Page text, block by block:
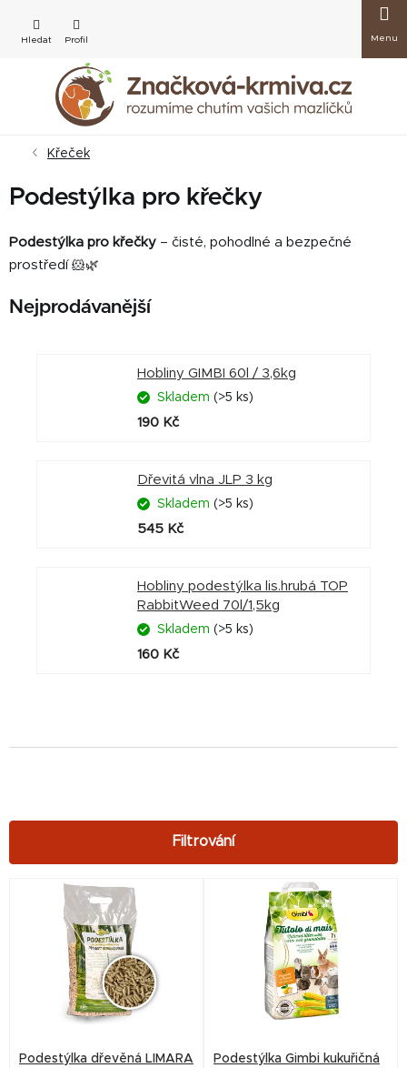
obsah
košík
Křeček
Podestýlka pro křečky
Podestýlka pro křečky – čisté, pohodlné a bezpečné
prostředí 🐹🌿
Nejprodávanější
Hobliny GIMBI 60l / 3,6kg
Skladem (>5 ks)
190 Kč
Dřevitá vlna JLP 3 kg
Skladem (>5 ks)
545 Kč
Hobliny podestýlka lis.hrubá TOP
RabbitWeed 70l/1,5kg
Skladem (>5 ks)
160 Kč
Podestýlka dřevěná LIMARA
Podestýlka Gimbi kukuřičná